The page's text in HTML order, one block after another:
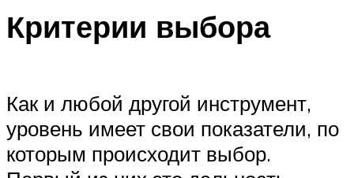
Критерии выбора
Как и любой другой инструмент,
уровень имеет свои показатели, по
которым происходит выбор.